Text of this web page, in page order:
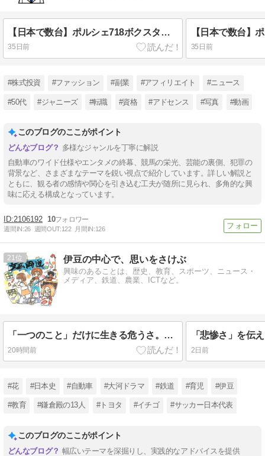
【日本で数台】ポルシェ718ボクスターに245/35R20・305/30R20を装着｜日本でも希少なワイド仕様とは(3回目）
35日前 35日前
#株式投資 #ファッション #副業 #アフィリエイト #ニュース
#50代 #ジャニーズ #転職 #資格 #アドセンス #写真 #動画
このブログのここがポイント
多様なジャンルを丁寧に解説
自動車のワイド仕様やエンタメの終幕、競馬の栄光、芸能の裏側、犯罪の
背景など、さまざまなテーマを鋭い視点で紹介しています。詳しい解説と
ともに、観る者の感情や関心を引き込む工夫が随所に見られ、多角的な興
味に応える構成となっています。
2106192 10
週間IN:26 週間OUT:122 月間IN:126
21 伊豆の中心で、思いをさけぶ
興味のあることは、歴史、教育、スポーツ、ニュース・
メディア、鉄道、農業、ICTなど。
「一つのこと」だけに生きる危うさ。――効率主義を超えて「文武両道」が教える人生の安全網
20時間前 2日前
#花 #日本史 #自動車 #大河ドラマ #鉄道 #育児 #伊豆
#教育 #鎌倉殿の13人 #トヨタ #イチゴ #サッカー日本代表
このブログのここがポイント
幅広いテーマを深掘りし、実践的なアドバイスを提供